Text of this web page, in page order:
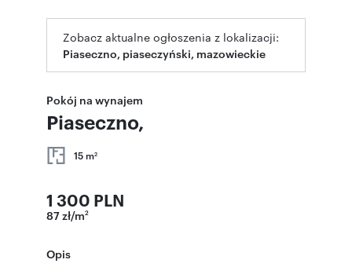
Zobacz aktualne ogłoszenia z lokalizacji:
Piaseczno, piaseczyński, mazowieckie
Pokój na wynajem
Piaseczno,
15 m2
1 300 PLN
87 zł/m2
Opis